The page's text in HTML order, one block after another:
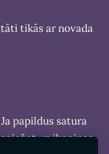
tikās ar novada
papildus satura
uz ikoniņas